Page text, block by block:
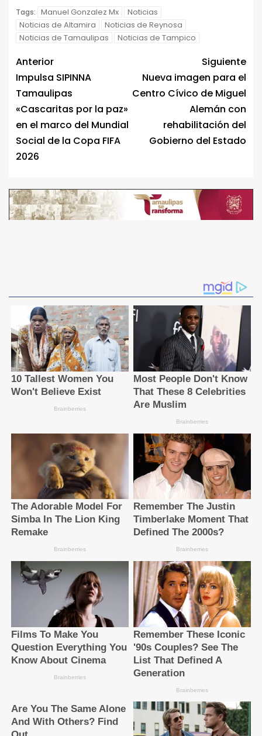
Tags: Manuel Gonzalez Mx
Noticias
Noticias de Altamira
Noticias de Reynosa
Noticias de Tamaulipas
Noticias de Tampico
Anterior
Impulsa SIPINNA
Tamaulipas
«Cascaritas por la paz»
en el marco del Mundial
Social de la Copa FIFA
2026
Siguiente
Nueva imagen para el
Centro Cívico de Miguel
Alemán con
rehabilitación del
Gobierno del Estado